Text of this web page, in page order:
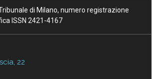
di Milano, numero registrazione
ISSN 2421-4167
22